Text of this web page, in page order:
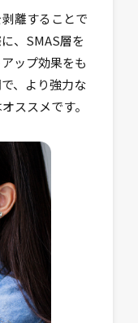
離することで
、SMAS層を
ップ効果をも
、より強力な
ススメです。